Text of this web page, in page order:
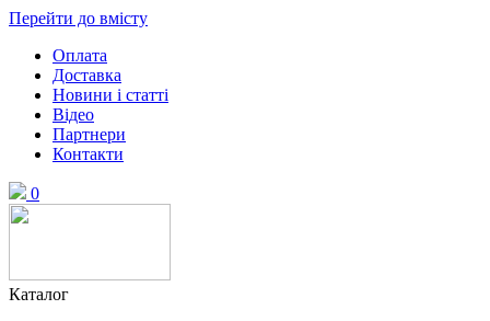
Перейти до вмісту
Оплата
Доставка
Новини і статті
Відео
Партнери
Контакти
0
Каталог